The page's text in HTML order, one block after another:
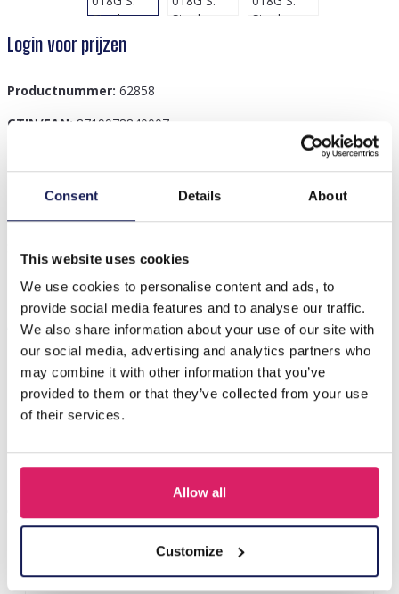
Consent Details About
This website uses cookies
We use cookies to personalise content and ads, to
provide social media features and to analyse our traffic.
We also share information about your use of our site with
our social media, advertising and analytics partners who
may combine it with other information that you’ve
provided to them or that they’ve collected from your use
of their services.
Allow all
Customize
Login voor prijzen
Productnummer: 62858
GTIN/EAN: 8719978840007
Beschrijving
I-E15.1 N106-018G S. Steel Necklace Statement 2.5cm
Anderen kochten ook